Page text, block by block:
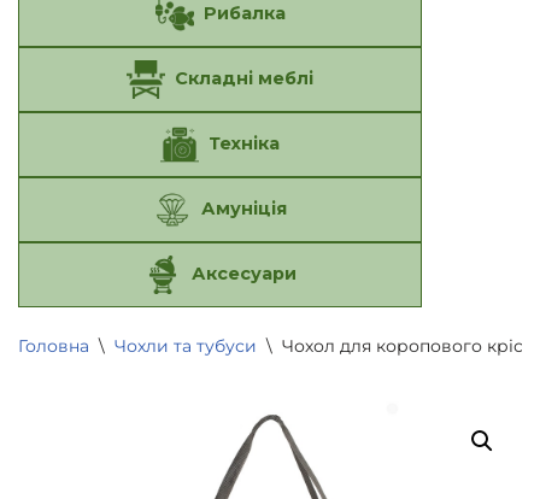
Рибалка
Складні меблі
Техніка
Амуніція
Аксесуари
Головна \ Чохли та тубуси \ Чохол для коропового